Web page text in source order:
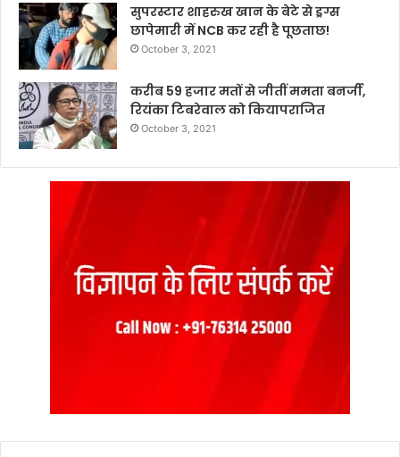
सुपरस्टार शाहरुख खान के बेटे से ड्रग्स
छापेमारी में NCB कर रही है पूछताछ!
October 3, 2021
करीब 59 हजार मतों से जीतीं ममता बनर्जी,
रियंका टिबरेवाल को कियापराजित
October 3, 2021